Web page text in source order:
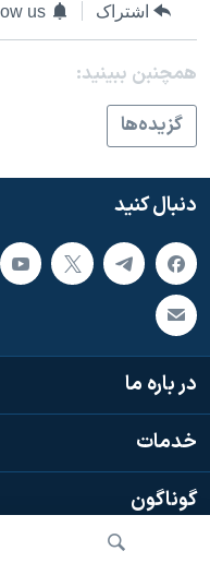
اشتراک us
همچنبن ببینید:
گزيده‌ها
دنبال کنید
در باره ما
خدمات
گوناگون